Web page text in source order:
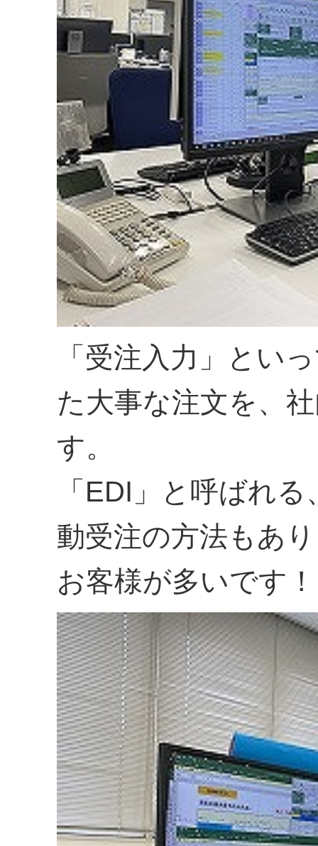
「受注入力」とい
た大事な注文を、
す。
「EDI」と呼ばれ
動受注の方法もあ
お客様が多いです！